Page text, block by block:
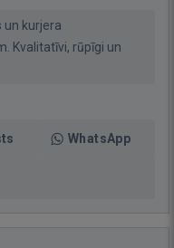
un kurjera
Kvalitatīvi, rūpīgi un
WhatsApp